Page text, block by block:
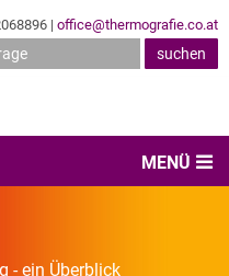
| office@thermografie.co.at
MENÜ
- ein Überblick